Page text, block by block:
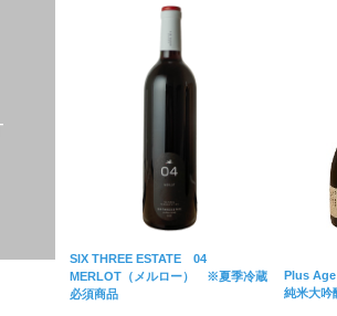
SIX THREE ESTATE 04
MERLOT（メルロー） ※夏季冷蔵
必須商品
Plus
純米大